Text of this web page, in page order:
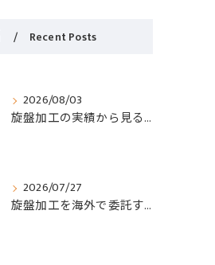
Recent Posts
2026/08/03
旋盤加工の実績から見る発注先選びと人材事情のポイントを詳しく解説
2026/07/27
旋盤加工を海外で委託する際のコスト削減と高精度実現のポイント